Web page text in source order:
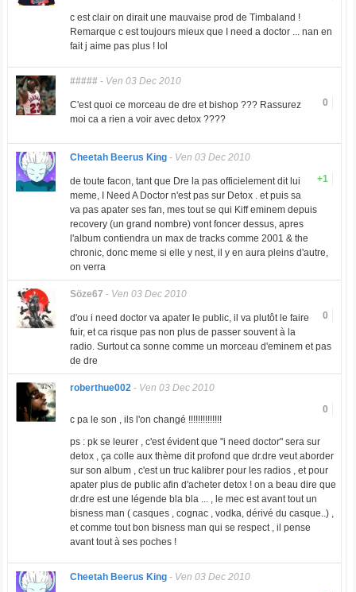
c est clair on dirait une mauvaise prod de Timbaland !
Remarque c est toujours mieux que I need a doctor ... nan en
fait j aime pas plus ! lol
#####- Ven 03 Dec 2010
0
C'est quoi ce morceau de dre et bishop ??? Rassurez
moi ca a rien a voir avec detox ????
Cheetah Beerus King- Ven 03 Dec 2010
+1
de toute facon, tant que Dre la pas officielement dit lui
meme, I Need A Doctor n'est pas sur Detox . et puis sa
va pas apater ses fan, mes tout se qui Kiff eminem depuis
recovery (un grand nombre) vont foncer dessus, apres
l'album contiendra un max de tracks comme 2001 & the
chronic, donc meme si elle y nest, il y en aura pleins d'autre,
on verra
Söze67 - Ven 03 Dec 2010
0
d'ou i need doctor va apater le public, il va plutôt le faire
fuir, et ca risque pas non plus de passer souvent à la
radio. Surtout ca sonne comme un morceau d'eminem et pas
de dre
roberthue002- Ven 03 Dec 2010
0
c pa le son , ils l'on changé !!!!!!!!!!!!!!
ps : pk se leurer , c'est évident que "i need doctor" sera sur
detox , ça colle aux thème dit profond que dr.dre veut aborder
sur son album , c'est un truc kalibrer pour les radios , et pour
apater plus de public afin d'acheter detox ! on a beau dire que
dr.dre est une légende bla bla ... , le mec est avant tout un
bisness man ( casques , cognac , vodka, dérivé du casque..) ,
et comme tout bon bisness man qui se respect , il pense
avant tout à ses poches !
Cheetah Beerus King- Ven 03 Dec 2010